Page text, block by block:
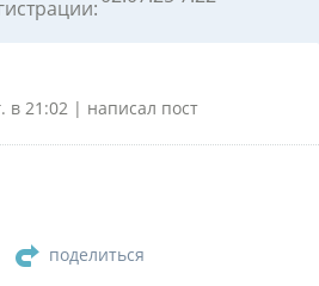
в 21:02 | написал пост
поделиться